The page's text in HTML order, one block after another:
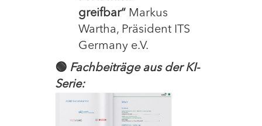
greifbar“ Markus
Wartha, Präsident ITS
Germany e.V.
🟢 Fachbeiträge aus der KI-
Serie: